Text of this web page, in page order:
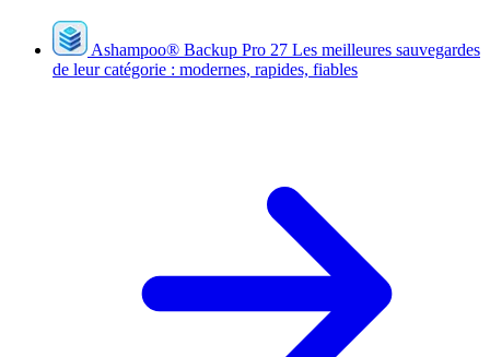
Ashampoo® Backup Pro 27 Les meilleures sauvegardes
de leur catégorie : modernes, rapides, fiables